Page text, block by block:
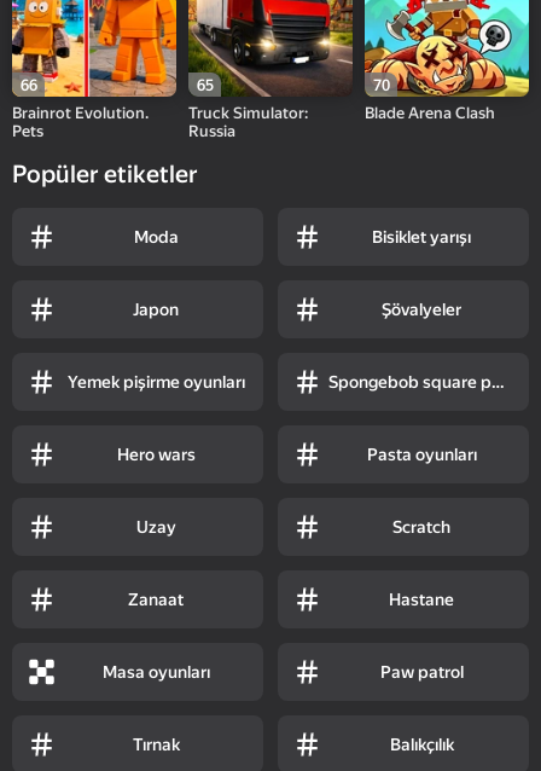
66
Brainrot Evolution.
Pets
65
Truck Simulator:
Russia
70
Blade Arena Clash
Popüler etiketler
Moda Bisiklet yarışı
Japon Şövalyeler
Yemek pişirme oyunları Spongebob square pants
Hero wars Pasta oyunları
Uzay Scratch
Zanaat Hastane
Masa oyunları Paw patrol
Tırnak Balıkçılık